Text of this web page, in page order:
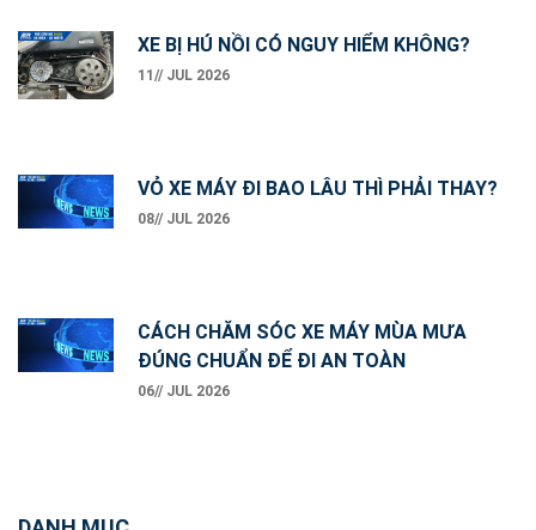
XE BỊ HÚ NỒI CÓ NGUY HIỂM KHÔNG?
11// JUL 2026
VỎ XE MÁY ĐI BAO LÂU THÌ PHẢI THAY?
08// JUL 2026
CÁCH CHĂM SÓC XE MÁY MÙA MƯA
ĐÚNG CHUẨN ĐỂ ĐI AN TOÀN
06// JUL 2026